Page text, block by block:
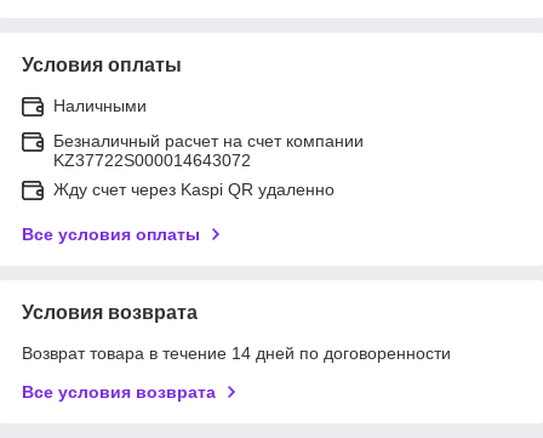
Условия оплаты
Наличными
Безналичный расчет на счет компании
KZ37722S000014643072
Жду счет через Kaspi QR удаленно
Все условия оплаты
Условия возврата
Возврат товара в течение 14 дней по договоренности
Все условия возврата